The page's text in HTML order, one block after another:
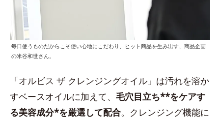
毎日使うものだからこそ使い心地にこだわり、ヒット商品を生み出す、商品企画
の米谷和世さん。
「オルビス ザ クレンジングオイル」は汚れを溶か
すベースオイルに加えて、 毛穴目立ち**をケアす
る美容成分*を厳選して配合。クレンジング機能に